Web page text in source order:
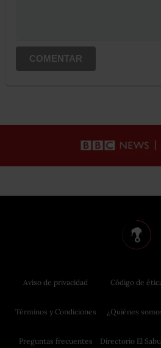
COMENTAR
Aviso de privacidad
Términos y Condiciones
Preguntas frecuentes
Código de
¿Quiénes
Directorio El